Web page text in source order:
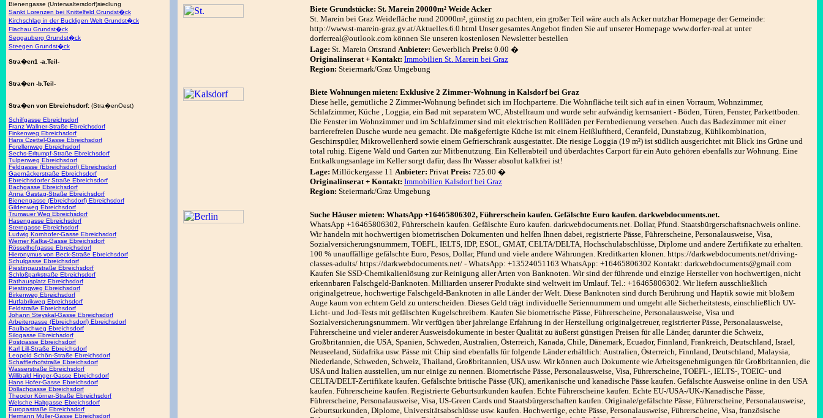
Bienengasse (Unterwaltersdorf)siedlung
Sankt Lorenzen bei Knittelfeld Grundst�ck
Kirchschlag in der Buckligen Welt Grundst�ck
Flachau Grundst�ck
Seggauberg Grundst�ck
Steegen Grundst�ck
Stra�en1 -a.Teil-
Stra�en -b.Teil-
Stra�en von Ebreichsdorf: (Stra�enOest)
Schilfgasse Ebreichsdorf
Franz Wallner-Straße Ebreichsdorf
Finkenweg Ebreichsdorf
Hans Czettel-Gasse Ebreichsdorf
Forellenweg Ebreichsdorf
Sechs-Erltumpf-Straße Ebreichsdorf
Tulpenweg Ebreichsdorf
Feldgasse (Ebreichsdorf) Ebreichsdorf
Gaernäckerstraße Ebreichsdorf
Ebreichsdorfer Straße Ebreichsdorf
Bachgasse Ebreichsdorf
Anna Gastag-Straße Ebreichsdorf
Bienengasse (Ebreichsdorf) Ebreichsdorf
Gildenweg Ebreichsdorf
Trumauer Weg Ebreichsdorf
Hasengasse Ebreichsdorf
Sterngasse Ebreichsdorf
Ludwig Kornhofer-Gasse Ebreichsdorf
Werner Kafka-Gasse Ebreichsdorf
Rösselhofgasse Ebreichsdorf
Hieronymus von Beck-Straße Ebreichsdorf
Schulgasse Ebreichsdorf
Piestingaustraße Ebreichsdorf
Schloßparkstraße Ebreichsdorf
Rathausplatz Ebreichsdorf
Piestingweg Ebreichsdorf
Birkenweg Ebreichsdorf
Hutfabrikweg Ebreichsdorf
Feldstraße Ebreichsdorf
Johann Steyskal-Gasse Ebreichsdorf
Arbeitergasse (Ebreichsdorf) Ebreichsdorf
Faulbachweg Ebreichsdorf
Silogasse Ebreichsdorf
Postgasse Ebreichsdorf
Karl Lill-Straße Ebreichsdorf
Leopold Schön-Straße Ebreichsdorf
Schafflerhofstraße Ebreichsdorf
Wasserstraße Ebreichsdorf
Willibald Hinger-Gasse Ebreichsdorf
Hans Hofer-Gasse Ebreichsdorf
Döllachgasse Ebreichsdorf
Theodor Körner-Straße Ebreichsdorf
Welsche Haltgasse Ebreichsdorf
Europastraße Ebreichsdorf
Hermann Müller-Gasse Ebreichsdorf
Biete Grundstücke: St. Marein 20000m² Weide Acker
St. Marein bei Graz Weidefläche rund 20000m², günstig zu pachten, ein großer Teil wäre auch als Acker nutzbar Homepage der Gemeinde:
http://www.st-marein-graz.gv.at/Aktuelles.6.0.html Unser gesamtes Angebot finden Sie auf unserer Homepage www.dorfer-real.at unter
dorferreal@outlook.com können Sie unseren kostenlosen Newsletter bestellen
Lage: St. Marein Ortsrand Anbieter: Gewerblich Preis: 0.00 �
Originalinserat + Kontakt: Immobilien St. Marein bei Graz
Region: Steiermark/Graz Umgebung
Biete Wohnungen mieten: Exklusive 2 Zimmer-Wohnung in Kalsdorf bei Graz
Diese helle, gemütliche 2 Zimmer-Wohnung befindet sich im Hochparterre. Die Wohnfläche teilt sich auf in einen Vorraum, Wohnzimmer,
Schlafzimmer, Küche , Loggia, ein Bad mit separatem WC, Abstellraum und wurde sehr aufwändig kernsaniert - Böden, Türen, Fenster, Parkettboden.
Die Fenster im Wohnzimmer und im Schlafzimmer sind mit elektrischen Rollläden per Fernbedienung versehen. Auch das Badezimmer mit einer
barrierefreien Dusche wurde neu gemacht. Die maßgefertigte Küche ist mit einem Heißluftherd, Ceranfeld, Dunstabzug, Kühlkombination,
Geschirrspüler, Mikrowellenherd sowie einem Gefrierschrank ausgestattet. Die riesige Loggia (19 m²) ist südlich ausgerichtet mit Blick ins Grüne und
total ruhig. Eigene Wald und Garten zur Mitbenutzung. Ein Kellerabteil und überdachtes Carport für ein Auto gehören ebenfalls zur Wohnung. Eine
Entkalkungsanlage im Keller sorgt dafür, dass Ihr Wasser absolut kalkfrei ist!
Lage: Millöckergasse 11 Anbieter: Privat Preis: 725.00 �
Originalinserat + Kontakt: Immobilien Kalsdorf bei Graz
Region: Steiermark/Graz Umgebung
Suche Häuser mieten: WhatsApp +16465806302, Führerschein kaufen. Gefälschte Euro kaufen. darkwebdocuments.net.
WhatsApp +16465806302, Führerschein kaufen. Gefälschte Euro kaufen. darkwebdocuments.net. Dollar, Pfund. Staatsbürgerschaftsnachweis online.
Wir handeln mit hochwertigen biometrischen Dokumenten und helfen Ihnen dabei, registrierte Pässe, Führerscheine, Personalausweise, Visa,
Sozialversicherungsnummern, TOEFL, IELTS, IDP, ESOL, GMAT, CELTA/DELTA, Hochschulabschlüsse, Diplome und andere Zertifikate zu erhalten.
100 % unauffällige gefälschte Euro, Pesos, Dollar, Pfund und viele andere Währungen. Kreditkarten klonen. https://darkwebdocuments.net/driving-
classes-adults/ https://darkwebdocuments.net/ - WhatsApp: +13524051163 WhatsApp: +16465806302 Kontakt: darkwebdocuments@gmail.com
Kaufen Sie SSD-Chemikalienlösung zur Reinigung aller Arten von Banknoten. Wir sind der führende und einzige Hersteller von hochwertigen, nicht
erkennbaren Falschgeld-Banknoten. Milliarden unserer Produkte sind weltweit im Umlauf. Tel.: +16465806302. Wir liefern ausschließlich
originalgetreue, hochwertige Falschgeld-Banknoten in alle Länder der Welt. Diese Banknoten sind durch Berührung und Haptik sowie mit bloßem
Auge kaum von echtem Geld zu unterscheiden. Dieses Geld trägt individuelle Seriennummern und umgeht alle Sicherheitstests, einschließlich UV-
Licht- und Jod-Tests mit gefälschten Kugelschreibern. Kaufen Sie biometrische Pässe, Führerscheine, Personalausweise, Visa und
Sozialversicherungsnummern. Wir verfügen über jahrelange Erfahrung in der Herstellung originalgetreuer, registrierter Pässe, Personalausweise,
Führerscheine und vieler anderer Ausweisdokumente in bester Qualität zu äußerst günstigen Preisen für alle Länder, darunter die Schweiz,
Großbritannien, die USA, Spanien, Schweden, Australien, Österreich, Kanada, Chile, Dänemark, Ecuador, Finnland, Frankreich, Deutschland, Israel,
Neuseeland, Südafrika usw. Pässe mit Chip sind ebenfalls für folgende Länder erhältlich: Australien, Österreich, Finnland, Deutschland, Malaysia,
Niederlande, Schweden, Schweiz, Thailand, Großbritannien, USA usw. Wir können auch Dokumente wie Arbeitsgenehmigungen für Großbritannien, die
USA und Italien ausstellen, um nur einige zu nennen. Biometrische Pässe, Personalausweise, Visa, Führerscheine, TOEFL-, IELTS-, TOEIC- und
CELTA/DELT-Zertifikate kaufen. Gefälschte britische Pässe (UK), amerikanische und kanadische Pässe kaufen. Gefälschte Ausweise online in den USA
kaufen. Führerscheine kaufen. Registrierte Geburtsurkunden kaufen. Echte Führerscheine kaufen. Echte EU-/USA-/UK-/Kanadische Pässe,
Führerscheine, Personalausweise, Visa, US-Green Cards und Staatsbürgerschaften kaufen. Originale/gefälschte Pässe, Führerscheine, Personalausweise,
Geburtsurkunden, Diplome, Universitätsabschlüsse usw. kaufen. Hochwertige, echte Pässe, Personalausweise, Führerscheine, Visa, französische